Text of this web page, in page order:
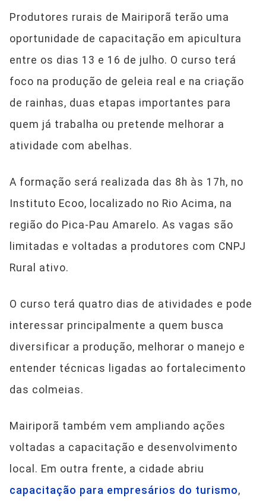
Produtores rurais de Mairiporã terão uma
oportunidade de capacitação em apicultura
entre os dias 13 e 16 de julho. O curso terá
foco na produção de geleia real e na criação
de rainhas, duas etapas importantes para
quem já trabalha ou pretende melhorar a
atividade com abelhas.
A formação será realizada das 8h às 17h, no
Instituto Ecoo, localizado no Rio Acima, na
região do Pica-Pau Amarelo. As vagas são
limitadas e voltadas a produtores com CNPJ
Rural ativo.
O curso terá quatro dias de atividades e pode
interessar principalmente a quem busca
diversificar a produção, melhorar o manejo e
entender técnicas ligadas ao fortalecimento
das colmeias.
Mairiporã também vem ampliando ações
voltadas a capacitação e desenvolvimento
local. Em outra frente, a cidade abriu
capacitação para empresários do turismo,